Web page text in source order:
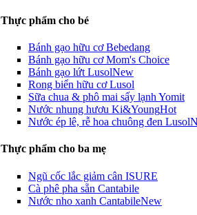
Thực phẩm cho bé
Bánh gạo hữu cơ Bebedang
Bánh gạo hữu cơ Mom's Choice
Bánh gạo lứt LusolNew
Rong biển hữu cơ Lusol
Sữa chua & phô mai sấy lạnh Yomit
Nước nhung hươu Ki&YoungHot
Nước ép lê, rễ hoa chuông đen Lusol
Thực phẩm cho ba mẹ
Ngũ cốc lắc giảm cân ISURE
Cà phê pha sẵn Cantabile
Nước nho xanh CantabileNew